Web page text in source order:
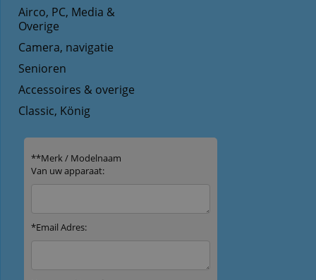
Airco, PC, Media &
Overige
Camera, navigatie
Senioren
Accessoires & overige
Classic, König